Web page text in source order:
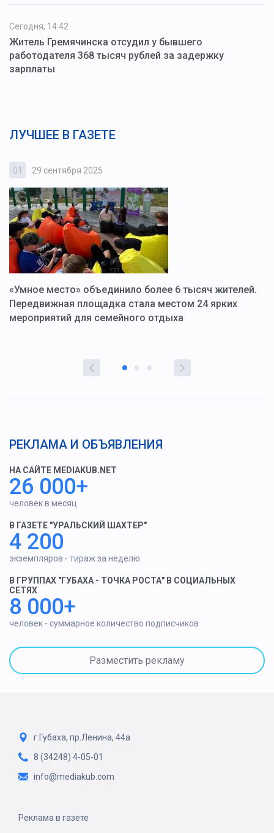
Сегодня, 14:42
Житель Гремячинска отсудил у бывшего
работодателя 368 тысяч рублей за задержку
зарплаты
ЛУЧШЕЕ В ГАЗЕТЕ
01 29 сентября 2025
«Умное место» объединило более 6 тысяч жителей.
Передвижная площадка стала местом 24 ярких
мероприятий для семейного отдыха
РЕКЛАМА И ОБЪЯВЛЕНИЯ
НА САЙТЕ MEDIAKUB.NET
26 000+
человек в месяц
В ГАЗЕТЕ "УРАЛЬСКИЙ ШАХТЕР"
4 200
экземпляров - тираж за неделю
В ГРУППАХ "ГУБАХА - ТОЧКА РОСТА" В СОЦИАЛЬНЫХ
СЕТЯХ
8 000+
человек - суммарное количество подписчиков
Разместить рекламу
г.Губаха, пр.Ленина, 44а
8 (34248) 4-05-01
info@mediakub.com
Реклама в газете